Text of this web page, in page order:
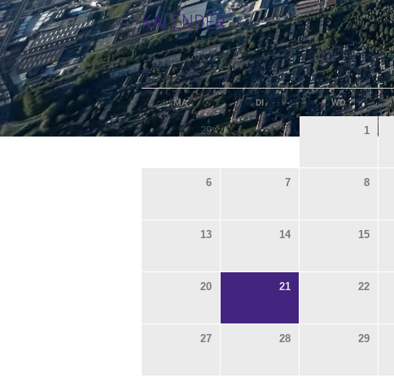
KALENDER
«
MA DI WO
29 30 1
6 7 8
13 14 15
20 21 22
27 28 29